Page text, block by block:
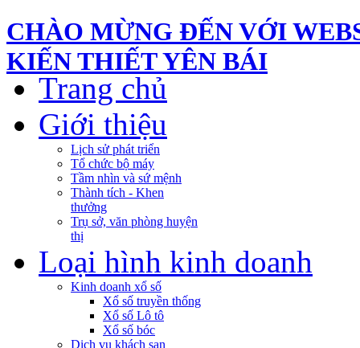
CHÀO MỪNG ĐẾN VỚI
KIẾN THIẾT YÊN BÁI
Trang chủ
Giới thiệu
Lịch sử phát triển
Tổ chức bộ máy
Tầm nhìn và sứ mệnh
Thành tích - Khen
thưởng
Trụ sở, văn phòng huyện
thị
Loại hình kinh doanh
Kinh doanh xổ số
Xổ số truyền thống
Xổ số Lô tô
Xổ số bóc
Dịch vụ khách sạn